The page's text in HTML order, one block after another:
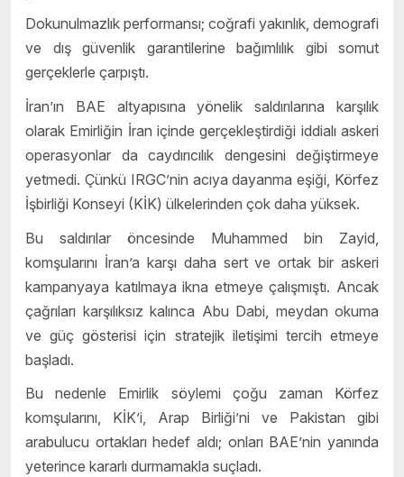
Dokunulmazlık performansı; coğrafi yakınlık, demografi
ve dış güvenlik garantilerine bağımlılık gibi somut
gerçeklerle çarpıştı.
İran’ın BAE altyapısına yönelik saldırılarına karşılık
olarak Emirliğin İran içinde gerçekleştirdiği iddialı askeri
operasyonlar da caydırıcılık dengesini değiştirmeye
yetmedi. Çünkü IRGC’nin acıya dayanma eşiği, Körfez
İşbirliği Konseyi (KİK) ülkelerinden çok daha yüksek.
Bu saldırılar öncesinde Muhammed bin Zayid,
komşularını İran’a karşı daha sert ve ortak bir askeri
kampanyaya katılmaya ikna etmeye çalışmıştı. Ancak
çağrıları karşılıksız kalınca Abu Dabi, meydan okuma
ve güç gösterisi için stratejik iletişimi tercih etmeye
başladı.
Bu nedenle Emirlik söylemi çoğu zaman Körfez
komşularını, KİK’i, Arap Birliği’ni ve Pakistan gibi
arabulucu ortakları hedef aldı; onları BAE’nin yanında
yeterince kararlı durmamakla suçladı.